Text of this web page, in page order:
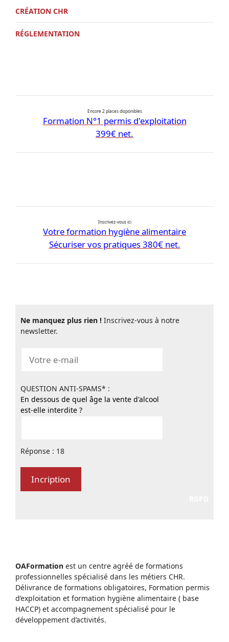
CRÉATION CHR
RÉGLEMENTATION
Encore 2 places disponibles
Formation N°1 permis d'exploitation
399€ net.
Inscrivez-vous ici
Votre formation hygiène alimentaire
Sécuriser vos pratiques 380€ net.
Ne manquez plus rien ! Inscrivez-vous à notre
newsletter.
QUESTION ANTI-SPAMS* :
En dessous de quel âge la vente d'alcool
est-elle interdite ?
Réponse : 18
OAFormation est un centre agréé de formations
professionnelles spécialisé dans les métiers CHR.
Délivrance de formations obligatoires, Formation permis
d’exploitation et formation hygiène alimentaire ( base
HACCP) et accompagnement spécialisé pour le
développement d’activités.